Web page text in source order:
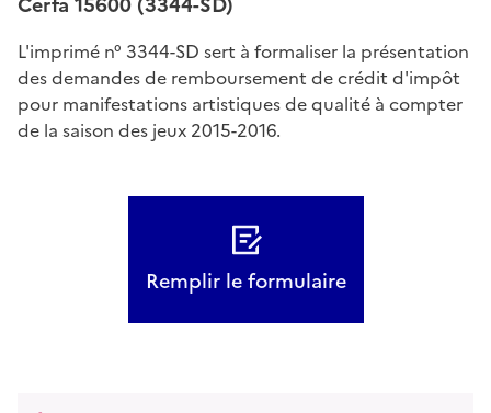
L'imprimé n° 3344-SD sert à formaliser la présentation
des demandes de remboursement de crédit d'impôt
pour manifestations artistiques de qualité à compter
de la saison des jeux 2015-2016.
Remplir le formulaire